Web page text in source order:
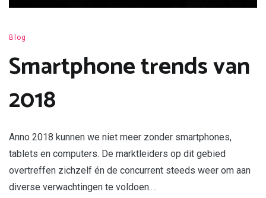
Blog
Smartphone trends van
2018
Anno 2018 kunnen we niet meer zonder smartphones,
tablets en computers. De marktleiders op dit gebied
overtreffen zichzelf én de concurrent steeds weer om aan
diverse verwachtingen te voldoen.…